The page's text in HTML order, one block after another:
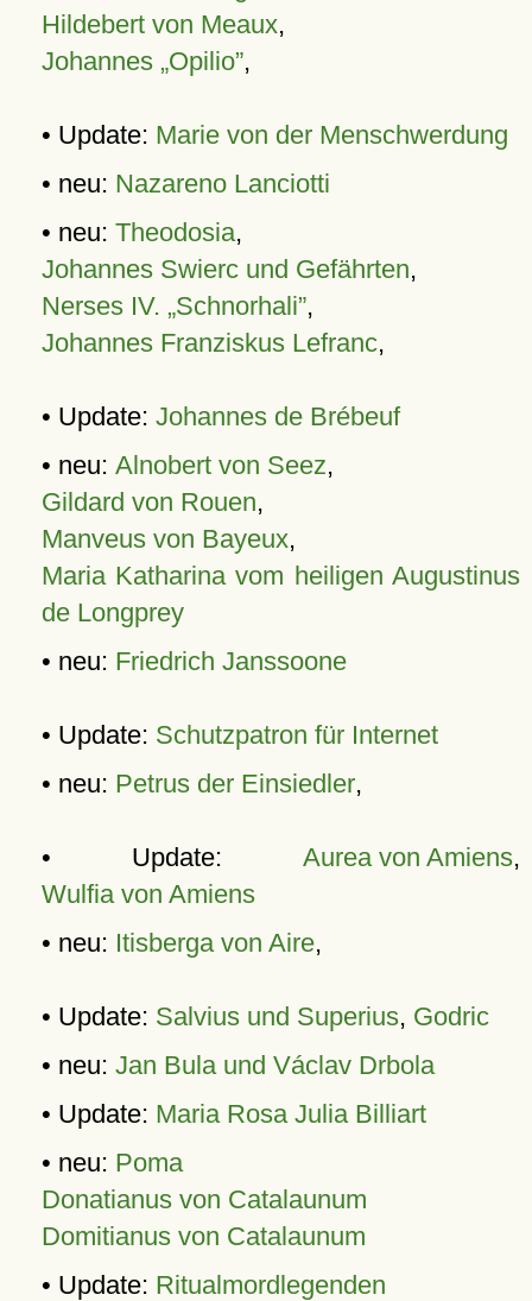
Hildebert von Meaux,
Johannes „Opilio”,
• Update: Marie von der Menschwerdung
• neu: Nazareno Lanciotti
• neu: Theodosia,
Johannes Swierc und Gefährten,
Nerses IV. „Schnorhali”,
Johannes Franziskus Lefranc,
• Update: Johannes de Brébeuf
• neu: Alnobert von Seez,
Gildard von Rouen,
Manveus von Bayeux,
Maria Katharina vom heiligen Augustinus
de Longprey
• neu: Friedrich Janssoone
• Update: Schutzpatron für Internet
• neu: Petrus der Einsiedler,
• Update: Aurea von Amiens,
Wulfia von Amiens
• neu: Itisberga von Aire,
• Update: Salvius und Superius, Godric
• neu: Jan Bula und Václav Drbola
• Update: Maria Rosa Julia Billiart
• neu: Poma
Donatianus von Catalaunum
Domitianus von Catalaunum
• Update: Ritualmordlegenden